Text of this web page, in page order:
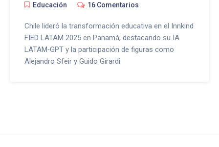
Educación 16 Comentarios
Chile lideró la transformación educativa en el Innkind
FIED LATAM 2025 en Panamá, destacando su IA
LATAM‑GPT y la participación de figuras como
Alejandro Sfeir y Guido Girardi.